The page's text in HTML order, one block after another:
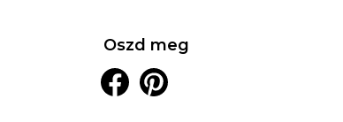
Oszd meg